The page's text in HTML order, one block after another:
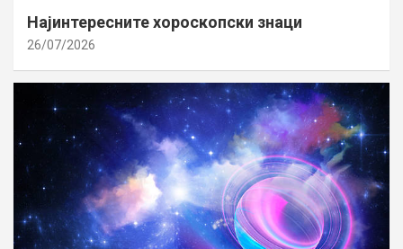
Најинтересните хороскопски знаци
26/07/2026